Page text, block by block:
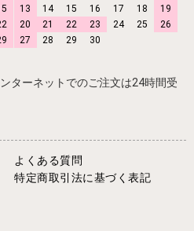
13
14 15 16 17 18
19
20
21 22 23 24 25
26
27
28 29 30
ターネットでのご注文は24時間受
よくある質問
特定商取引法に基づく表記